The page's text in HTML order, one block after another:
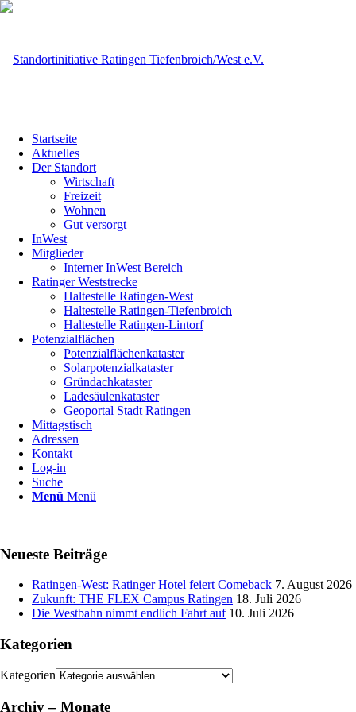
Startseite
Aktuelles
Der Standort
Wirtschaft
Freizeit
Wohnen
Gut versorgt
InWest
Mitglieder
Interner InWest Bereich
Ratinger Weststrecke
Haltestelle Ratingen-West
Haltestelle Ratingen-Tiefenbroich
Haltestelle Ratingen-Lintorf
Potenzialflächen
Potenzialflächenkataster
Solarpotenzialkataster
Gründachkataster
Ladesäulenkataster
Geoportal Stadt Ratingen
Mittagstisch
Adressen
Kontakt
Log-in
Suche
Menü Menü
Neueste Beiträge
Ratingen-West: Ratinger Hotel feiert Comeback 7. August 2026
Zukunft: THE FLEX Campus Ratingen 18. Juli 2026
Die Westbahn nimmt endlich Fahrt auf 10. Juli 2026
Kategorien
Kategorien
Archiv – Monate